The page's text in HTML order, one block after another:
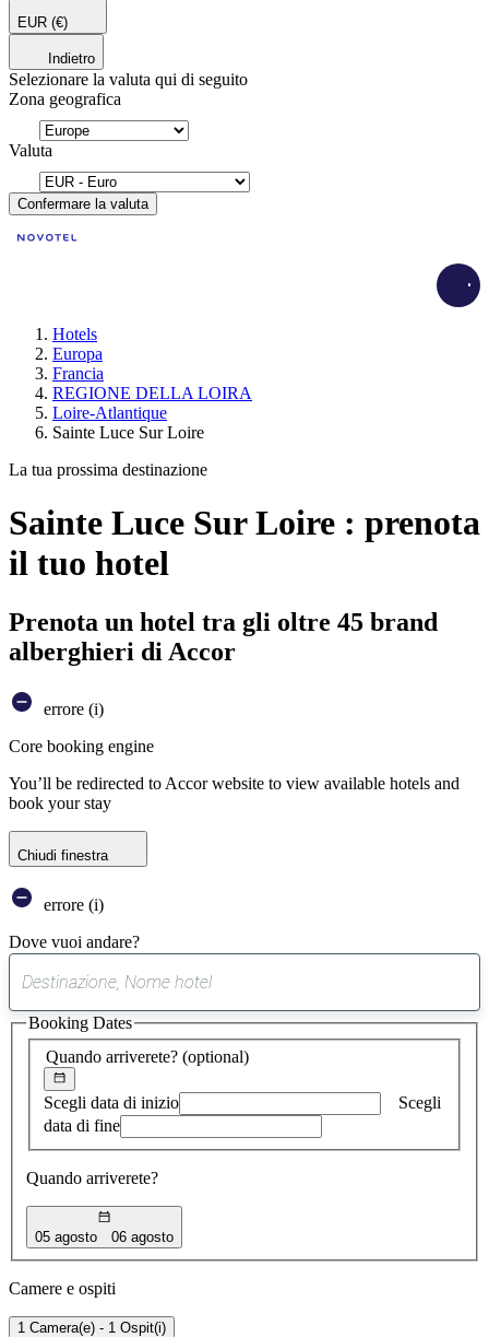
EUR (€)
Indietro
Selezionare la valuta qui di seguito
Zona geografica
Valuta
Confermare la valuta
Hotels
Europa
Francia
REGIONE DELLA LOIRA
Loire-Atlantique
Sainte Luce Sur Loire
La tua prossima destinazione
Sainte Luce Sur Loire : prenota
il tuo hotel
Prenota un hotel tra gli oltre 45 brand
alberghieri di Accor
errore (i)
Core booking engine
You’ll be redirected to Accor website to view available hotels and
book your stay
Chiudi finestra
errore (i)
Dove vuoi andare?
suggerimento
trovato
Quando arriverete? (optional)
Scegli data di inizio
Scegli
data di fine
Quando arriverete?
05 agosto 06 agosto
Booking Dates
Camere e ospiti
1 Camera(e) - 1 Ospit(i)